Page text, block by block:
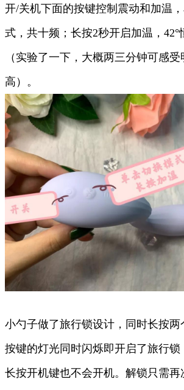
开/关机下面的按键控制震动和加温
式，共十频；长按2秒开启加温，42°
（实验了一下，大概两三分钟可感
高）。
小勺子做了旅行锁设计，同时长按两
按键的灯光同时闪烁即开启了旅行
长按开机键也不会开机。解锁只需再